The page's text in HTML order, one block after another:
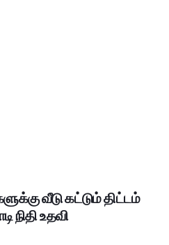
வீடு கட்டும் திட்டம்
நிதி உதவி